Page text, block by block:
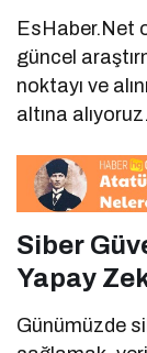
EsHaber.Net
güncel
noktayı ve
altına alıyoruz.
Siber
Yapay
Günümüzde